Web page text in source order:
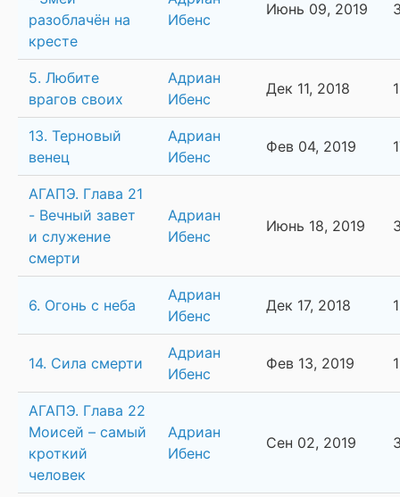
разоблачён на
кресте
Ибенс
Июнь 09, 2019
5. Любите
врагов своих
Адриан
Ибенс
Дек 11, 2018
13. Терновый
венец
Адриан
Ибенс
Фев 04, 2019
АГАПЭ. Глава 21
- Вечный завет
и служение
смерти
Адриан
Ибенс
Июнь 18, 2019
6. Огонь с неба
Адриан
Ибенс
Дек 17, 2018
14. Сила смерти
Адриан
Ибенс
Фев 13, 2019
АГАПЭ. Глава 22
Моисей – самый
кроткий
человек
Адриан
Ибенс
Сен 02, 2019